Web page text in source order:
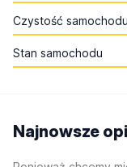
Czystość samochodu
Stan samochodu
Najnowsze